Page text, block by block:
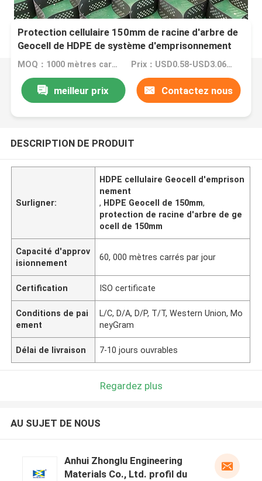
Protection cellulaire 150mm de racine d'arbre de
Geocell de HDPE de système d'emprisonnement
MOQ：1000 mètres carrés Prix：USD0.58-USD3.06 per square meter
meilleur prix Contactez nous
DESCRIPTION DE PRODUIT
Surligner:
HDPE cellulaire Geocell d'emprison
nement
, HDPE Geocell de 150mm,
protection de racine d'arbre de ge
ocell de 150mm
Capacité d'approv
isionnement
60, 000 mètres carrés par jour
Certification ISO certificate
Conditions de pai
ement
L/C, D/A, D/P, T/T, Western Union, Mo
neyGram
Délai de livraison 7-10 jours ouvrables
Regardez plus
AU SUJET DE NOUS
Anhui Zhonglu Engineering
Materials Co., Ltd. profil du